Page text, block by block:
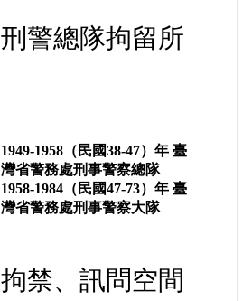
刑警總隊拘留所
1949-1958 （ 民國38-47）年 臺
灣省警務處刑事警察總隊
1958-1984 （ 民國47-73）年 臺
灣省警務處刑事警察大隊
拘禁、訊問空間